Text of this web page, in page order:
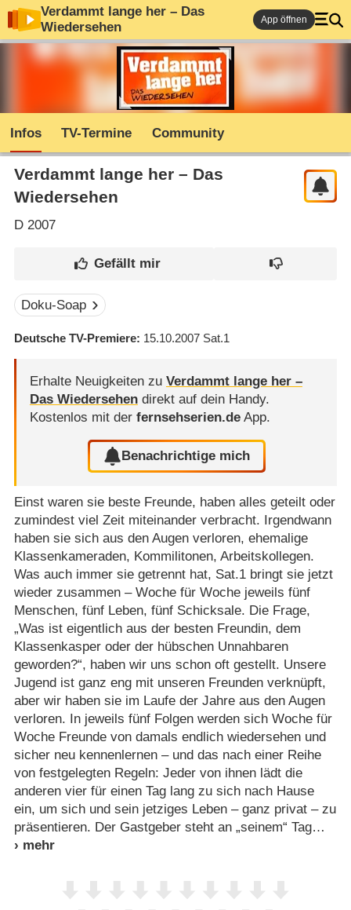
Verdammt lange her – Das
Wiedersehen
App öffnen
Infos TV-Termine Community
Verdammt lange her – Das
Wiedersehen
D2007
Doku-Soap
Deutsche TV-Premiere 15.10.2007 Sat.1
Erhalte Neuigkeiten zu Verdammt lange her –
Das Wiedersehendirekt auf dein Handy.
Kostenlos mit der fernsehserien.deApp.
Benachrichtige mich
Einst waren sie beste Freunde, haben alles geteilt oder
zumindest viel Zeit miteinander verbracht. Irgendwann
haben sie sich aus den Augen verloren, ehemalige
Klassenkameraden, Kommilitonen, Arbeitskollegen.
Was auch immer sie getrennt hat, Sat.1 bringt sie jetzt
wieder zusammen – Woche für Woche jeweils fünf
Menschen, fünf Leben, fünf Schicksale. Die Frage,
„Was ist eigentlich aus der besten Freundin, dem
Klassenkasper oder der hübschen Unnahbaren
geworden?“, haben wir uns schon oft gestellt. Unsere
Jugend ist ganz eng mit unseren Freunden verknüpft,
aber wir haben sie im Laufe der Jahre aus den Augen
verloren. In jeweils fünf Folgen werden sich Woche für
Woche Freunde von damals endlich wiedersehen und
sicher neu kennenlernen – und das nach einer Reihe
von festgelegten Regeln: Jeder von ihnen lädt die
anderen vier für einen Tag lang zu sich nach Hause
ein, um sich und sein jetziges Leben – ganz privat – zu
präsentieren. Der Gastgeber steht an „seinem“ Tag